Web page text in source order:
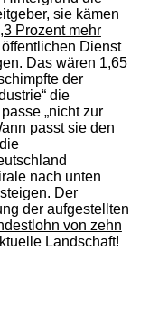
sie kämen
Prozent mehr
Dienst
Das wären 1,65
der
die
„nicht zur
passt sie den
nach unten
Der
der aufgestellten
von zehn
Landschaft!